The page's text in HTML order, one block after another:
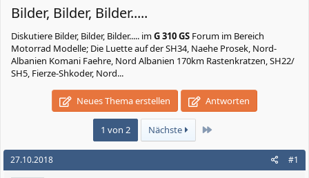
Bilder, Bilder, Bilder.....
Diskutiere Bilder, Bilder, Bilder..... imG 310 GS Forum im Bereich
Motorrad Modelle; Die Luette auf der SH34, Naehe Prosek, Nord-
Albanien Komani Faehre, Nord Albanien 170km Rastenkratzen, SH22/
SH5, Fierze-Shkoder, Nord...
Neues Thema erstellen Antworten
1 von 2 Nächste Letzte
27.10.2018 #1